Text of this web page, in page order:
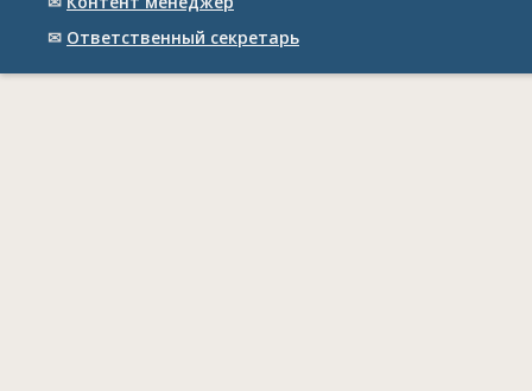
✉ Ответственный cекретарь